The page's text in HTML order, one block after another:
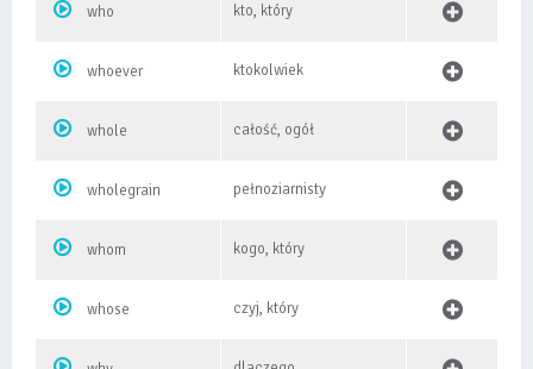
who kto, który
whoever ktokolwiek
whole całość, ogół
wholegrain pełnoziarnisty
whom kogo, który
whose czyj, który